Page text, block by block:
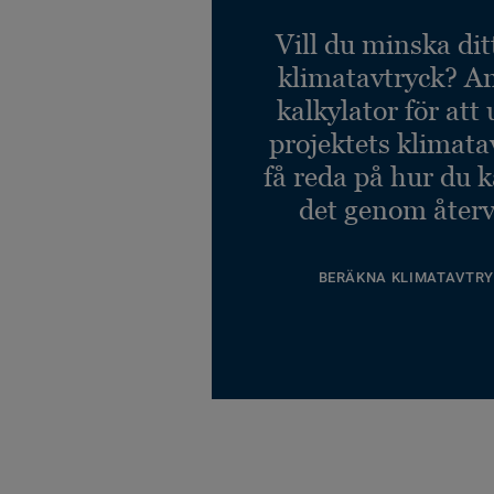
Veneto GREY 793
Ref. 1863793
Veneto HORIZON 663
Ref. 1863663
Vill du minska
klimatavtryck?
kalkylator för att
projektets
få reda på hur du
det genom
BERÄKNA